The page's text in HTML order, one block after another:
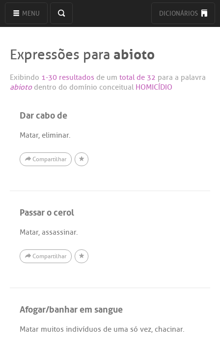
MENU DICIONÁRIOS
Expressões para abioto
Exibindo 1-30 resultados de um total de 32 para a palavra
abiotodentro do domínio conceitual HOMICÍDIO
Dar cabo de
Matar, eliminar.
Compartilhar
Passar o cerol
Matar, assassinar.
Compartilhar
Afogar/banhar em sangue
Matar muitos indivíduos de uma só vez, chacinar.